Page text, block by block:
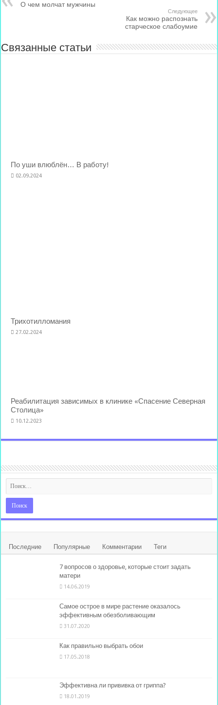
О чем молчат мужчины
Следующее
Как можно распознать
старческое слабоумие
Связанные статьи
По уши влюблён… В работу!
02.09.2024
Трихотилломания
27.02.2024
Реабилитация зависимых в клинике «Спасение Северная
Столица»
10.12.2023
Последние Популярные Комментарии Теги
7 вопросов о здоровье, которые стоит задать
матери
14.06.2019
Самое острое в мире растение оказалось
эффективным обезболивающим
31.07.2020
Как правильно выбрать обои
17.05.2018
Эффективна ли прививка от гриппа?
18.01.2019